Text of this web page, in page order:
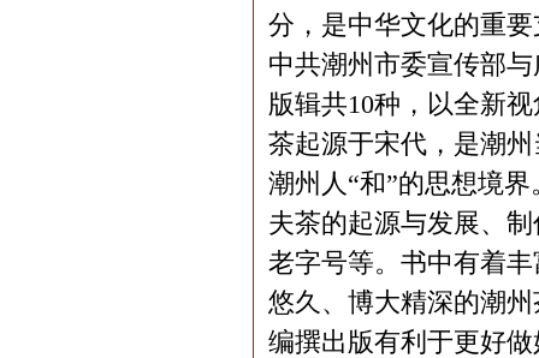
分，是中华文化的重
中共潮州市委宣传部
版辑共10种，以全新
茶起源于宋代，是潮
潮州人“和”的思想境
夫茶的起源与发展、
老字号等。书中有着
悠久、博大精深的潮
编撰出版有利于更好